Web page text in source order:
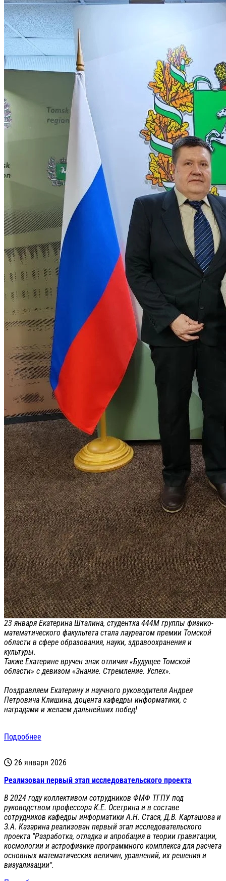
23 января Екатерина Шталина, студентка 444М группы физико-
математического факультета стала лауреатом премии Томской
области в сфере образования, науки, здравоохранения и
культуры.
Также Екатерине вручен знак отличия «Будущее Томской
области» с девизом «Знание. Стремление. Успех».
Поздравляем Екатерину и научного руководителя Андрея
Петровича Клишина, доцента кафедры информатики, с
наградами и желаем дальнейших побед!
Подробнее
26 января 2026
Реализован первый этап исследовательского проекта
В 2024 году коллективом сотрудников ФМФ ТГПУ под
руководством профессора К.Е. Осетрина и в составе
сотрудников кафедры информатики А.Н. Стася, Д.В. Карташова и
З.А. Казарина реализован первый этап исследовательского
проекта "Разработка, отладка и апробация в теории гравитации,
космологии и астрофизике программного комплекса для расчета
основных математических величин, уравнений, их решения и
визуализации".